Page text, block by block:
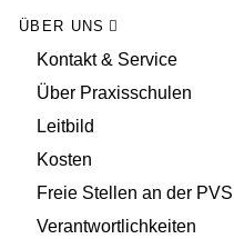
ÜBER UNS
Kontakt & Service
Über Praxisschulen
Leitbild
Kosten
Freie Stellen an der PVS
Verantwortlichkeiten